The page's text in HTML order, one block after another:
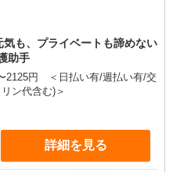
気も、プライベートも諦めない
助手
2125円 ＜日払い有/週払い有/交
ン代含む)＞
詳細を見る